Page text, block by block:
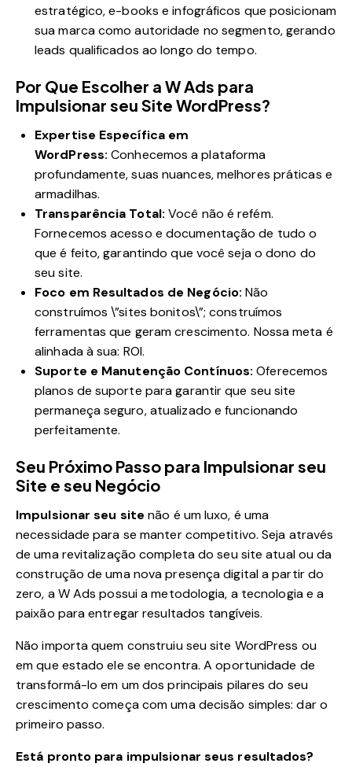
estratégico, e-books e infográficos que posicionam
sua marca como autoridade no segmento, gerando
leads qualificados ao longo do tempo.
Por Que Escolher a W Ads para
Impulsionar seu Site WordPress?
Expertise Específica em
WordPress: Conhecemos a plataforma
profundamente, suas nuances, melhores práticas e
armadilhas.
Transparência Total: Você não é refém.
Fornecemos acesso e documentação de tudo o
que é feito, garantindo que você seja o dono do
seu site.
Foco em Resultados de Negócio: Não
construímos \”sites bonitos\”; construímos
ferramentas que geram crescimento. Nossa meta é
alinhada à sua: ROI.
Suporte e Manutenção Contínuos: Oferecemos
planos de suporte para garantir que seu site
permaneça seguro, atualizado e funcionando
perfeitamente.
Seu Próximo Passo para Impulsionar seu
Site e seu Negócio
Impulsionar seu site não é um luxo, é uma
necessidade para se manter competitivo. Seja através
de uma revitalização completa do seu site atual ou da
construção de uma nova presença digital a partir do
zero, a W Ads possui a metodologia, a tecnologia e a
paixão para entregar resultados tangíveis.
Não importa quem construiu seu site WordPress ou
em que estado ele se encontra. A oportunidade de
transformá-lo em um dos principais pilares do seu
crescimento começa com uma decisão simples: dar o
primeiro passo.
Está pronto para impulsionar seus resultados?